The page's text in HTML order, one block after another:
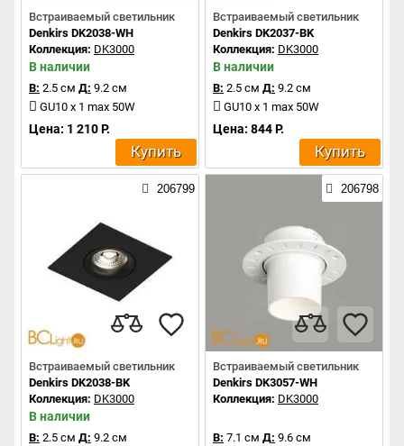
Встраиваемый светильник
Denkirs DK2038-WH
Коллекция: DK3000
В наличии
В: 2.5 см Д: 9.2 см
GU10 x 1 max 50W
Цена: 1 210 Р.
Купить
Встраиваемый светильник
Denkirs DK2037-BK
Коллекция: DK3000
В наличии
В: 2.5 см Д: 9.2 см
GU10 x 1 max 50W
Цена: 844 Р.
Купить
206799
Встраиваемый светильник
Denkirs DK2038-BK
Коллекция: DK3000
В наличии
В: 2.5 см Д: 9.2 см
206798
Встраиваемый светильник
Denkirs DK3057-WH
Коллекция: DK3000
В: 7.1 см Д: 9.6 см